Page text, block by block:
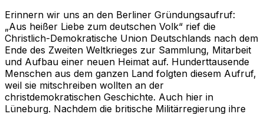
Erinnern wir uns an den Berliner Gründungsaufruf:
„Aus heißer Liebe zum deutschen Volk“ rief die
Christlich-Demokratische Union Deutschlands nach dem
Ende des Zweiten Weltkrieges zur Sammlung, Mitarbeit
und Aufbau einer neuen Heimat auf. Hunderttausende
Menschen aus dem ganzen Land folgten diesem Aufruf,
weil sie mitschreiben wollten an der
christdemokratischen Geschichte. Auch hier in
Lüneburg. Nachdem die britische Militärregierung ihre